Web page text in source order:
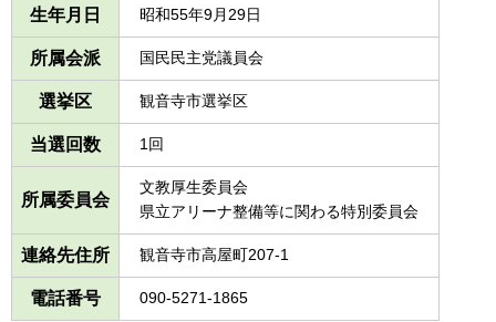
生年月日 昭和55年9月29日
所属会派 国民民主党議員会
選挙区 観音寺市選挙区
当選回数 1回
所属委員会
文教厚生委員会
県立アリーナ整備等に関わる特別委員会
連絡先住所 観音寺市高屋町207-1
電話番号 090-5271-1865